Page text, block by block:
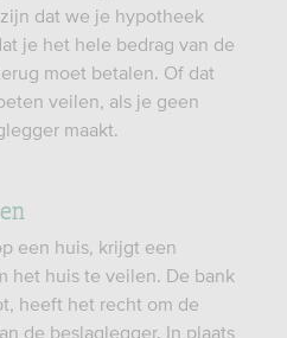
dat we je hypotheek
je het hele bedrag van de
moet betalen. Of dat
veilen, als je geen
maakt.
een huis, krijgt een
het huis te veilen. De bank
heeft het recht om de
de beslaglegger. In plaats